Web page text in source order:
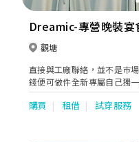
Dreamic-專營晚裝宴
觀塘
直接與工廠聯絡，並不是巿
錢便可做件全新專屬自己獨
購買 租借 試穿服務